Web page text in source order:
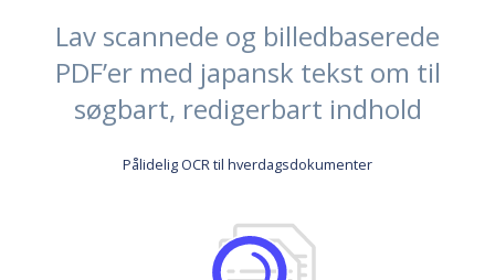
Lav scannede og billedbaserede
PDF’er med japansk tekst om til
søgbart, redigerbart indhold
Pålidelig OCR til hverdagsdokumenter